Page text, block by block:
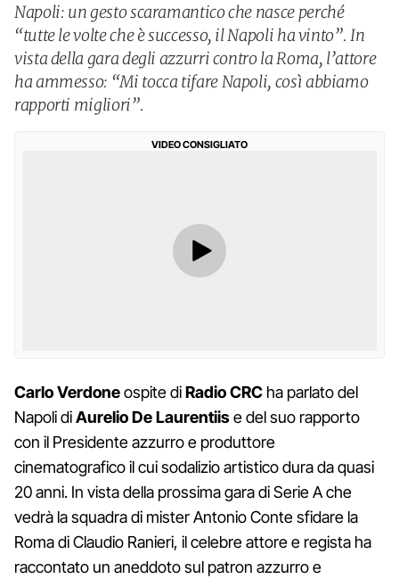
Napoli: un gesto scaramantico che nasce perché
“tutte le volte che è successo, il Napoli ha vinto”. In
vista della gara degli azzurri contro la Roma, l’attore
ha ammesso: “Mi tocca tifare Napoli, così abbiamo
rapporti migliori”.
VIDEO CONSIGLIATO
Carlo Verdoneospite diRadio CRC ha parlato del
Napoli diAurelio De Laurentiise del suo rapporto
con il Presidente azzurro e produttore
cinematografico il cui sodalizio artistico dura da quasi
20 anni. In vista della prossima gara di Serie A che
vedrà la squadra di mister Antonio Conte sfidare la
Roma di Claudio Ranieri, il celebre attore e regista ha
raccontato un aneddoto sul patron azzurro e